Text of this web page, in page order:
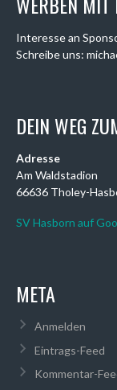
Interesse an
Schreibe uns:
DEIN WEG
Adresse
Am Waldstadion
66636 Tholey-
SV Hasborn auf
META
Anmelden
Eintrags-Feed
Kommentar-